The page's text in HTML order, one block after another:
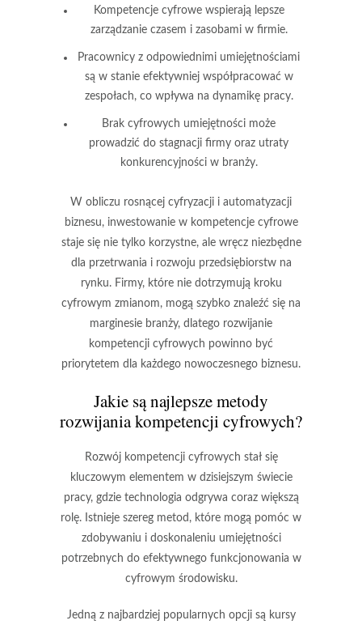
Kompetencje cyfrowe wspierają lepsze
zarządzanie czasem i zasobami w firmie.
Pracownicy z odpowiednimi umiejętnościami
są w stanie efektywniej współpracować w
zespołach, co wpływa na dynamikę pracy.
Brak cyfrowych umiejętności może
prowadzić do stagnacji firmy oraz utraty
konkurencyjności w branży.
W obliczu rosnącej cyfryzacji i automatyzacji
biznesu, inwestowanie w kompetencje cyfrowe
staje się nie tylko korzystne, ale wręcz niezbędne
dla przetrwania i rozwoju przedsiębiorstw na
rynku. Firmy, które nie dotrzymują kroku
cyfrowym zmianom, mogą szybko znaleźć się na
marginesie branży, dlatego rozwijanie
kompetencji cyfrowych powinno być
priorytetem dla każdego nowoczesnego biznesu.
Jakie są najlepsze metody
rozwijania kompetencji cyfrowych?
Rozwój kompetencji cyfrowych stał się
kluczowym elementem w dzisiejszym świecie
pracy, gdzie technologia odgrywa coraz większą
rolę. Istnieje szereg metod, które mogą pomóc w
zdobywaniu i doskonaleniu umiejętności
potrzebnych do efektywnego funkcjonowania w
cyfrowym środowisku.
Jedną z najbardziej popularnych opcji są kursy